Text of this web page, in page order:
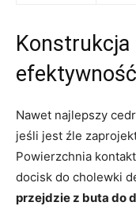
Konstrukcja
Nawet najlepszy
jeśli jest źle
Powierzchnia
docisk do cholewki
przejdzie z buta do